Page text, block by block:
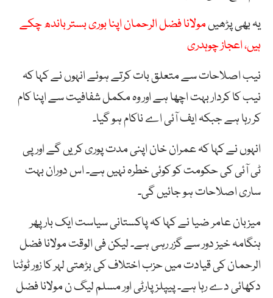
یہ بھی پڑھیںمولانا فضل الرحمان اپنا بوری بستر باندھ چکے
ہیں، اعجاز چوہدری
نیب اصلاحات سے متعلق بات کرتے ہوئے انہوں نے کہا کہ
نیب کا کردار بہت اچھا ہے اور وہ مکمل شفافیت سے اپنا کام
کر رہا ہے جبکہ ایف آئی اے ناکام ہو گیا۔
انہوں نے کہا کہ عمران خان اپنی مدت پوری کریں گے اور پی
ٹی آئی کی حکومت کو کوئی خطرہ نہیں ہے۔ اس دوران بہت
ساری اصلاحات ہو جائیں گی۔
میزبان عامر ضیا نے کہا کہ پاکستانی سیاست ایک بار پھر
ہنگامہ خیز دور سے گزر رہی ہے۔ لیکن فی الوقت مولانا فضل
الرحمان کی قیادت میں حزب اختلاف کی بڑھتی لہر کا زور ٹوٹنا
دکھائی دے رہا ہے۔ پیپلز پارٹی اور مسلم لیگ ن مولانا فضل